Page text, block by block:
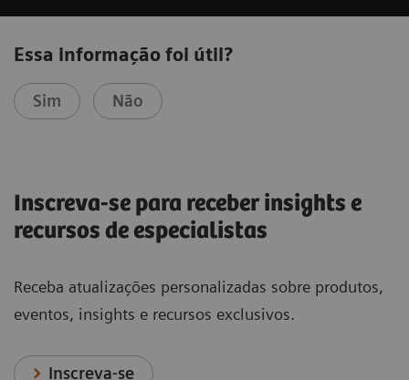
Essa informação foi útil?
Sim Não
Inscreva-se para receber insights e
recursos de especialistas
Receba atualizações personalizadas sobre produtos,
eventos, insights e recursos exclusivos.
Inscreva-se